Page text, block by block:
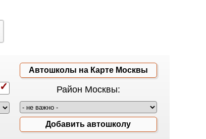
Автошколы на Карте Москвы
Район Москвы:
Добавить автошколу